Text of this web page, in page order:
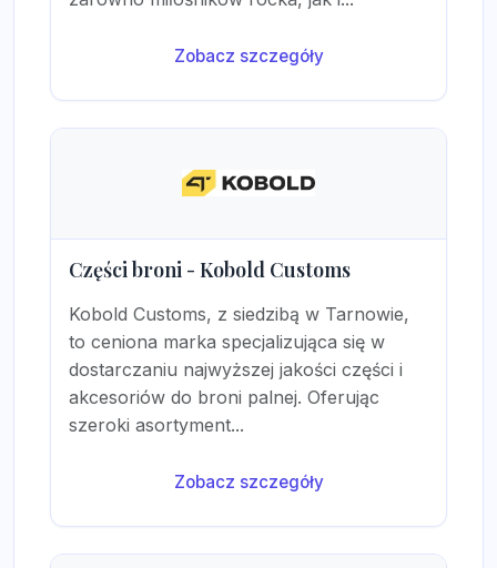
Zobacz szczegóły
Części broni - Kobold Customs
Kobold Customs, z siedzibą w Tarnowie,
to ceniona marka specjalizująca się w
dostarczaniu najwyższej jakości części i
akcesoriów do broni palnej. Oferując
szeroki asortyment...
Zobacz szczegóły